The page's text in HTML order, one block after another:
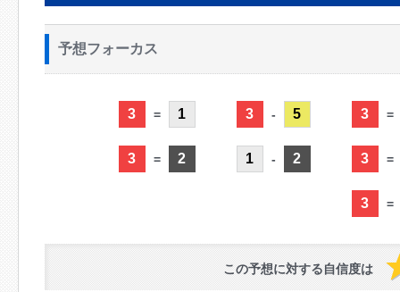
予想フォーカス
3 = 1
3 = 2
3 - 5
1 - 2
3 =
3 =
3 =
この予想に対する自信度は